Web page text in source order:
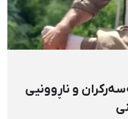
و ناڕوونیی